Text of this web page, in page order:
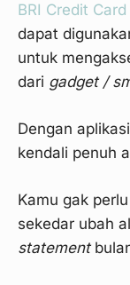
BRI Credit
dapat
untuk
dari gadget /
Dengan
kendali penuh
Kamu gak
sekedar ubah
statement